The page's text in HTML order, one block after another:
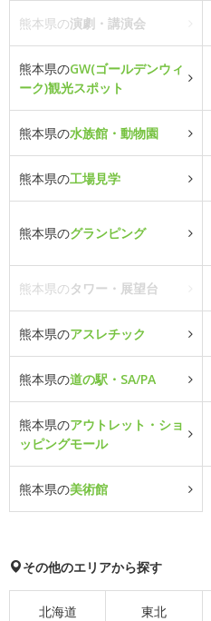
熊本県の演劇・講演会
熊本県のGW(ゴールデンウィ
ーク)観光スポット
熊本県の水族館・動物園
熊本県の工場見学
熊本県のグランピング
熊本県のタワー・展望台
熊本県のアスレチック
熊本県の道の駅・SA/PA
熊本県のアウトレット・ショ
ッピングモール
熊本県の美術館
その他のエリアから探す
北海道 東北